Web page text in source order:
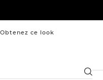
Obtenez ce look